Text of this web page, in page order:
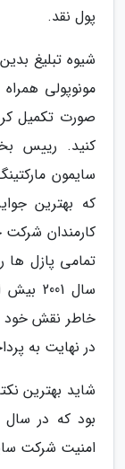
پول نقد.
شیوه تبلیغ
مونوپولی
صورت تکمیل
کنید. رییس
که بهترین
کارمندان شرکت
تمامی پازل
خاطر نقش خود
در نهایت به پرداخت 24 میلیون دلار جریمه
شاید بهترین
امنیت شرکت